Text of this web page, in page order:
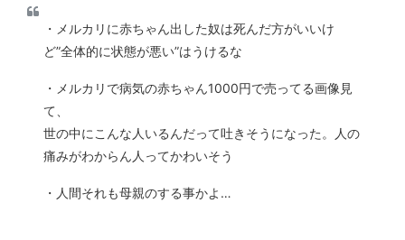
・メルカリに赤ちゃん出した奴は死んだ方がいいけ
ど”全体的に状態が悪い”はうけるな
・メルカリで病気の赤ちゃん1000円で売ってる画像見
て、
世の中にこんな人いるんだって吐きそうになった。人の
痛みがわからん人ってかわいそう
・人間それも母親のする事かよ…